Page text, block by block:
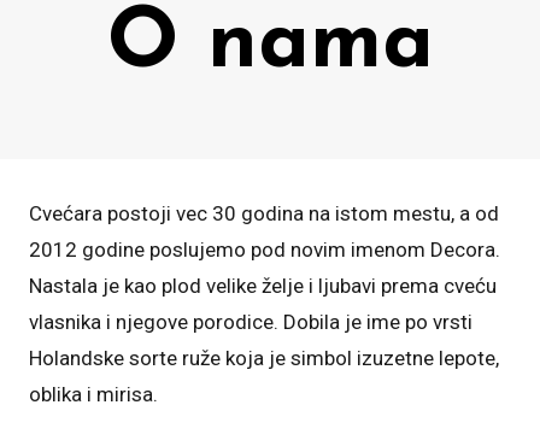
O nama
Cvećara postoji vec 30 godina na istom mestu, a od
2012 godine poslujemo pod novim imenom Decora.
Nastala je kao plod velike želje i ljubavi prema cveću
vlasnika i njegove porodice. Dobila je ime po vrsti
Holandske sorte ruže koja je simbol izuzetne lepote,
oblika i mirisa.